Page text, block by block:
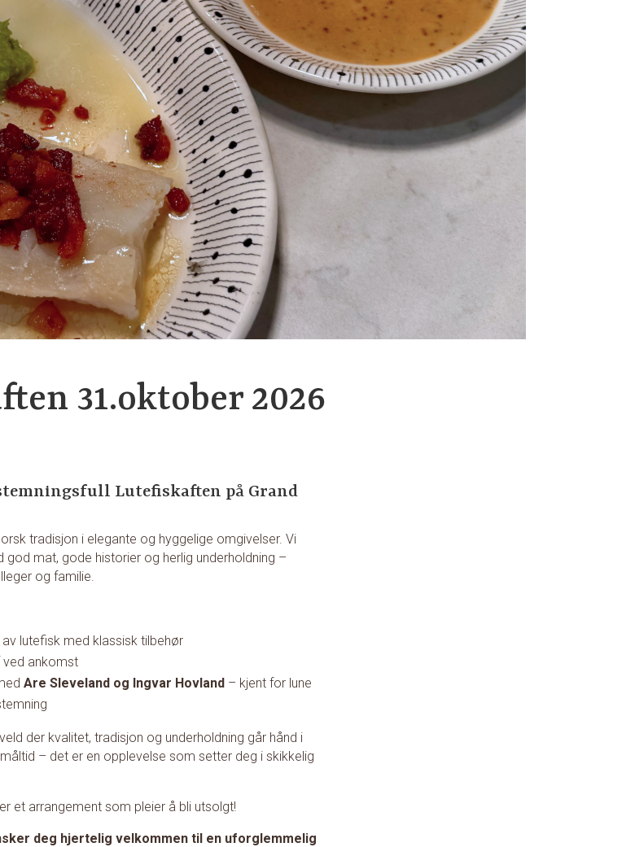
31.oktober 2026
Lutefiskaften på Grand
tradisjon i elegante og hyggelige omgivelser. Vi
god mat, gode historier og herlig underholdning –
og familie.
lutefisk med klassisk tilbehør
ved ankomst
Are Sleveland og Ingvar Hovland – kjent for lune
der kvalitet, tradisjon og underholdning går hånd i
– det er en opplevelse som setter deg i skikkelig
et arrangement som pleier å bli utsolgt!
deg hjertelig velkommen til en uforglemmelig